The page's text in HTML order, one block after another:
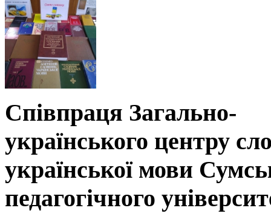
Співпраця Загально-
українського центру
української мови
педагогічного